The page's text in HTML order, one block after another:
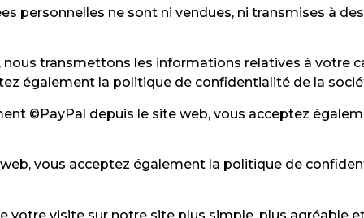
personnelles ne sont ni vendues, ni transmises à
transmettons les informations relatives à votre
également la politique de confidentialité de la
©PayPal depuis le site web, vous acceptez
vous acceptez également la politique de
visite sur notre site plus simple, plus agréable